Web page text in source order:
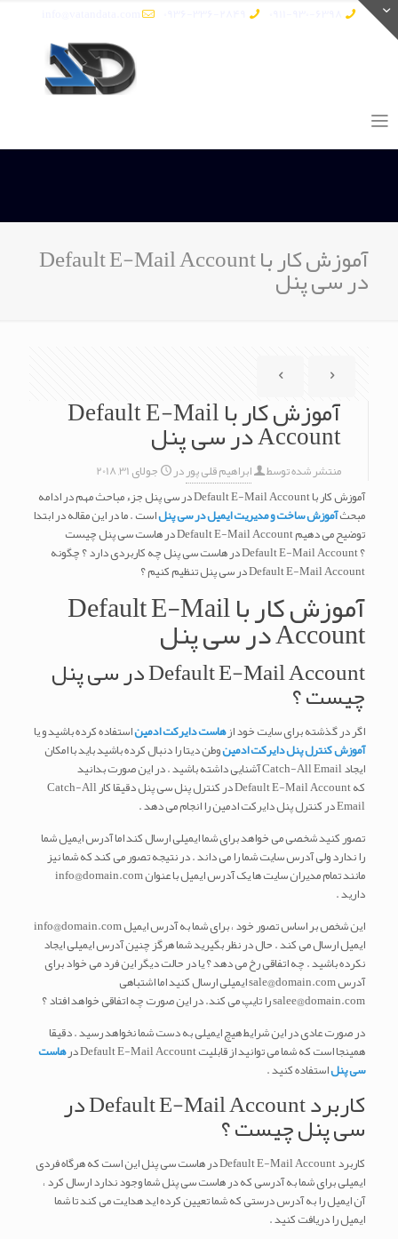
آموزش کار با Default E-Mail Account در سی پنل
آموزش کار با Default E-Mail Account در سی پنل
منتشر شده توسط ابراهیم قلی پوردر
جولای 31, 2018
آموزش کار با Default E-Mail Account در سی پنل جزء مباحث مهم در ادامه
مبحثآموزش ساخت و مدیریت ایمیل در سی پنلاست . ما در این مقاله در ابتدا
توضیح می دهیم Default E-Mail Account در هاست سی پنل چیست
؟ Default E-Mail Account در هاست سی پنل چه کاربردی دارد ؟ چگونه
Default E-Mail Account در سی پنل تنظیم کنیم ؟
آموزش کار با Default E-Mail Account در سی پنل
Default E-Mail Account در سی پنل
چیست ؟
اگر در گذشته برای سایت خود ازهاست دایرکت ادمیناستفاده کرده باشید و یا
آموزش کنترل پنل دایرکت ادمینوطن دیتا را دنبال کرده باشید باید با امکان
ایجاد Catch-All Email آشنایی داشته باشید . در این صورت بدانید
که Default E-Mail Account در کنترل پنل سی پنل دقیقا کار Catch-All
Email در کنترل پنل دایرکت ادمین را انجام می دهد .
تصور کنید شخصی می خواهد برای شما ایمیلی ارسال کند اما آدرس ایمیل شما
را ندارد ولی آدرس سایت شما را می داند . در نتیجه تصور می کند که شما نیز
مانند تمام مدیران سایت ها یک آدرس ایمیل با عنوان info@domain.com
دارید .
این شخص بر اساس تصور خود ، برای شما به آدرس ایمیل info@domain.com
ایمیل ارسال می کند . حال در نظر بگیرید شما هرگز چنین آدرس ایمیلی ایجاد
نکرده باشید . چه اتفاقی رخ می دهد ؟ یا در حالت دیگر این فرد می خواد برای
آدرس sale@domain.com ایمیلی ارسال کنید اما اشتباهی
salee@domain.com را تایپ می کند. در این صورت چه اتفاقی خواهد افتاد ؟
در صورت عادی در این شرایط هیچ ایمیلی به دست شما نخواهد رسید . دقیقا
همینجا است که شما می توانید از قابلیت Default E-Mail Account در
هاست
سی پنلاستفاده کنید .
کاربرد Default E-Mail Account در
سی پنل چیست ؟
کاربرد Default E-Mail Account در هاست سی پنل این است که هرگاه فردی
ایمیلی برای شما به آدرسی که در هاست سی پنل شما وجود ندارد ارسال کرد ،
آن ایمیل را به آدرس درستی که شما تعیین کرده اید هدایت می کند تا شما
ایمیل را دریافت کنید .